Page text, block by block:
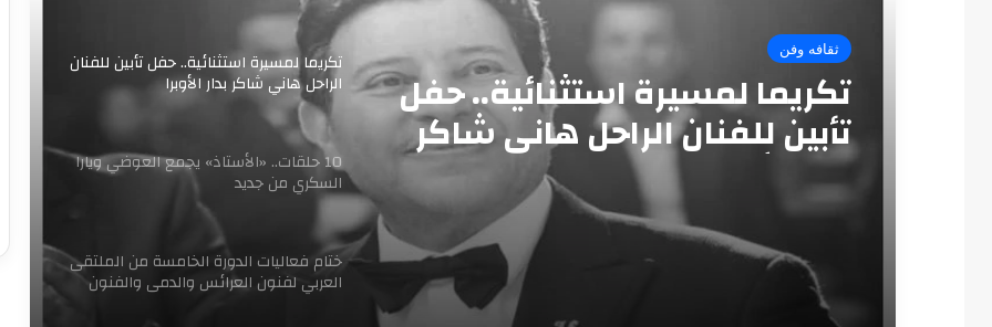
ثقافه وفن
تكريما لمسيرة استثنائية.. حفل
تأبين للفنان الراحل هاني شاكر
بدار الأوبرا
تكريما لمسيرة استثنائية.. حفل تأبين للفنان
الراحل هاني شاكر بدار الأوبرا
10 حلقات.. «الأستاذ» يجمع العوضي ويارا
السكري من جديد
ختام فعاليات الدورة الخامسة من الملتقى
العربي لفنون العرائس والدمى والفنون
المجاورة